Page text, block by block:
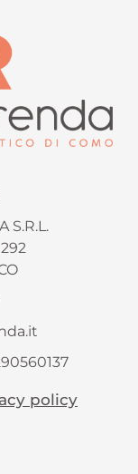
S.R.L.
policy